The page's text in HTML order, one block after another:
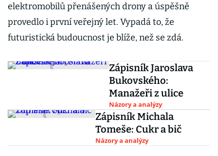
elektromobilů přenášených drony a úspěšně
provedlo i první veřejný let. Vypadá to, že
futuristická budoucnost je blíže, než se zdá.
Zápisník Jaroslava
Bukovského:
Manažeři z ulice
Názory a analýzy
Zápisník Michala
Tomeše: Cukr a bič
Názory a analýzy